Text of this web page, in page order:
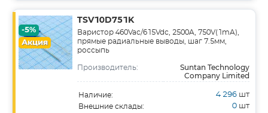
-5%
Акция
TSV10D751K
Варистор 460Vac/615Vdc, 2500A, 750V(1mA),
прямые радиальные выводы, шаг 7.5мм,
россыпь
Производитель:
Suntan Technology
Company Limited
Наличие: 4 296 шт
Внешние склады: 0 шт